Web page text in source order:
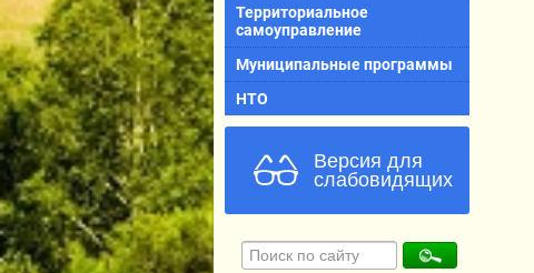
Территориальное
самоуправление
Муниципальные программы
НТО
Версия для
слабовидящих